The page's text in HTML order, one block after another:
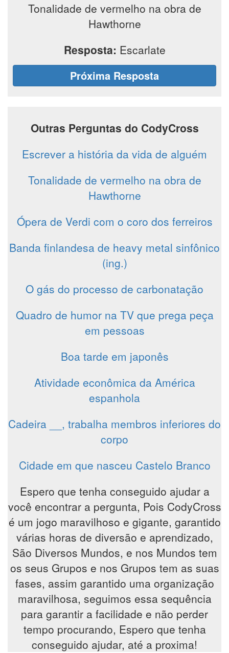
Tonalidade de vermelho na obra de
Hawthorne
Resposta: Escarlate
Próxima Resposta
Outras Perguntas do CodyCross
Escrever a história da vida de alguém
Tonalidade de vermelho na obra de
Hawthorne
Ópera de Verdi com o coro dos ferreiros
Banda finlandesa de heavy metal sinfônico
(ing.)
O gás do processo de carbonatação
Quadro de humor na TV que prega peça
em pessoas
Boa tarde em japonês
Atividade econômica da América
espanhola
Cadeira __, trabalha membros inferiores do
corpo
Cidade em que nasceu Castelo Branco
Espero que tenha conseguido ajudar a
você encontrar a pergunta, Pois CodyCross
é um jogo maravilhoso e gigante, garantido
várias horas de diversão e aprendizado,
São Diversos Mundos, e nos Mundos tem
os seus Grupos e nos Grupos tem as suas
fases, assim garantido uma organização
maravilhosa, seguimos essa sequência
para garantir a facilidade e não perder
tempo procurando, Espero que tenha
conseguido ajudar, até a proxima!